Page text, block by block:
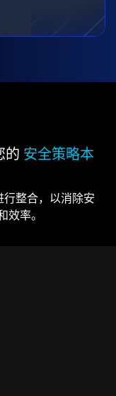
的 安全策略本
行整合，以消除安
效率。